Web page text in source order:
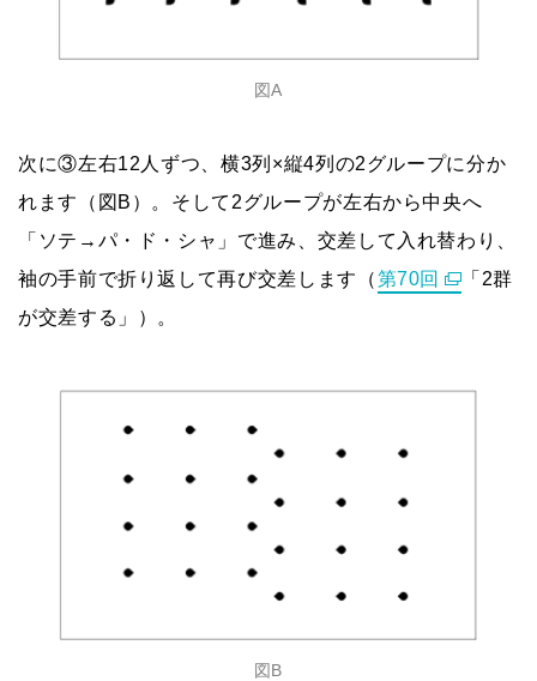
図A
次に③左右12人ずつ、横3列×縦4列の2グループに分か
れます（図B）。そして2グループが左右から中央へ
「ソテ→パ・ド・シャ」で進み、交差して入れ替わり、
袖の手前で折り返して再び交差します（第70回
「2群
が交差する」）。
図B